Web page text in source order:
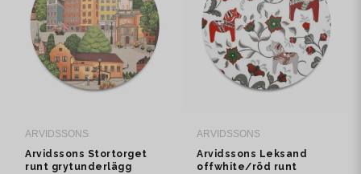
ARVIDSSONS
Arvidssons Stortorget
runt grytunderlägg
ARVIDSSONS
Arvidssons Leksand
offwhite/röd runt